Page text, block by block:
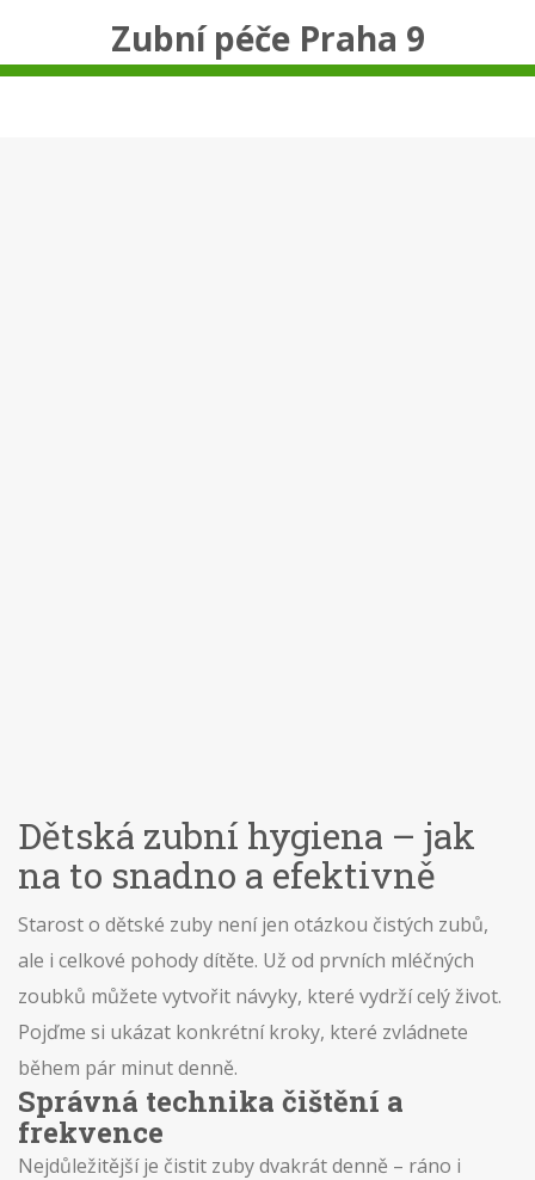
Zubní péče Praha 9
Dětská zubní hygiena – jak
na to snadno a efektivně
Starost o dětské zuby není jen otázkou čistých zubů,
ale i celkové pohody dítěte. Už od prvních mléčných
zoubků můžete vytvořit návyky, které vydrží celý život.
Pojďme si ukázat konkrétní kroky, které zvládnete
během pár minut denně.
Správná technika čištění a
frekvence
Nejdůležitější je čistit zuby dvakrát denně – ráno i